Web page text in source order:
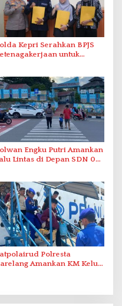
Kepri Serahkan BPJS
untuk
Engku Putri Amankan
Lintas di Depan SDN 001
Polresta
Amankan KM Kelud